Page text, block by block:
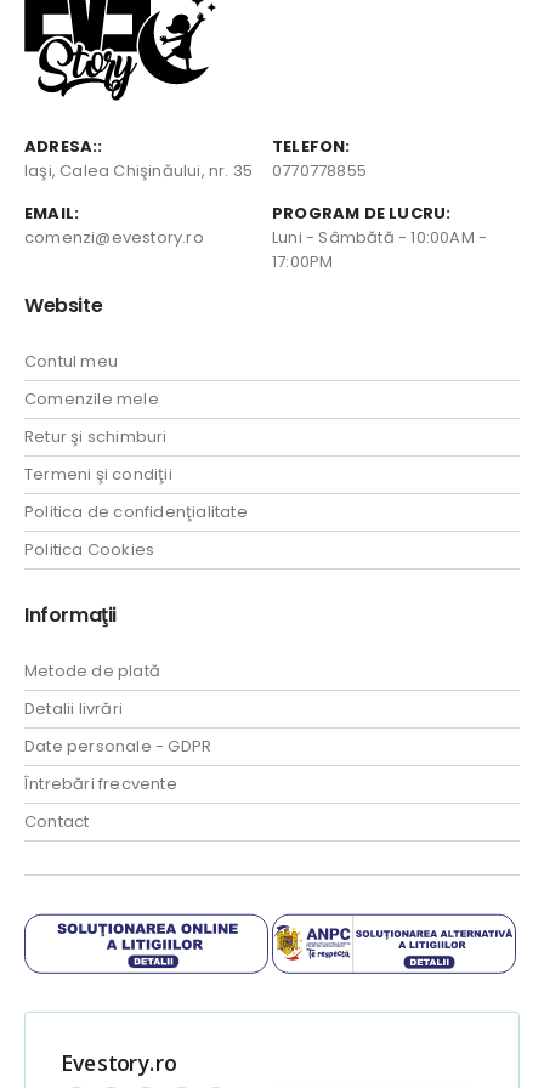
ADRESA::
Iaşi, Calea Chişinăului, nr. 35
TELEFON:
0770778855
EMAIL:
comenzi@evestory.ro
PROGRAM DE LUCRU:
Luni - Sâmbătă - 10:00AM -
17:00PM
Website
Contul meu
Comenzile mele
Retur şi schimburi
Termeni şi condiţii
Politica de confidenţialitate
Politica Cookies
Informaţii
Metode de plată
Detalii livrări
Date personale - GDPR
Întrebări frecvente
Contact
Evestory.ro